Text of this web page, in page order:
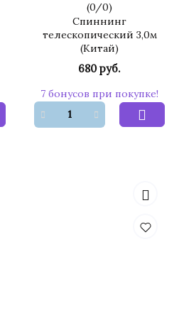
(0/0)
Спиннинг
телескопический 3,0м
(Китай)
680 руб.
7 бонусов при покупке!